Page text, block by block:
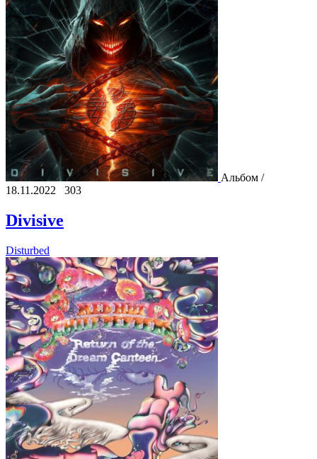
Альбом /
18.11.2022
303
Divisive
Disturbed